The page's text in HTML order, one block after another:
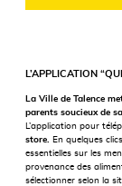
L’APPLICATION
La Ville de Talence
parents soucieux de
L’application pour
store.
En quelques
essentielles sur les
provenance des
sélectionner selon la